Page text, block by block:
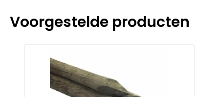
Voorgestelde producten